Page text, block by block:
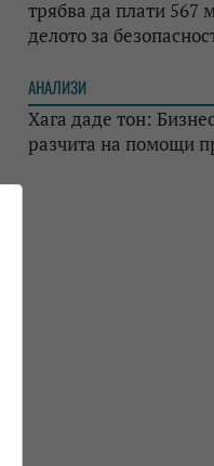
трябва да плати 567
делото за
АНАЛИЗИ
Хага даде тон:
разчита на помощи